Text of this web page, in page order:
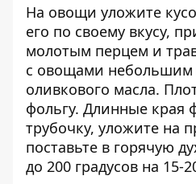
На овощи уложите
его по своему вкусу,
молотым перцем и
с овощами небольшим
оливкового масла.
фольгу. Длинные края
трубочку, уложите на
поставьте в горячую
до 200 градусов на 15-